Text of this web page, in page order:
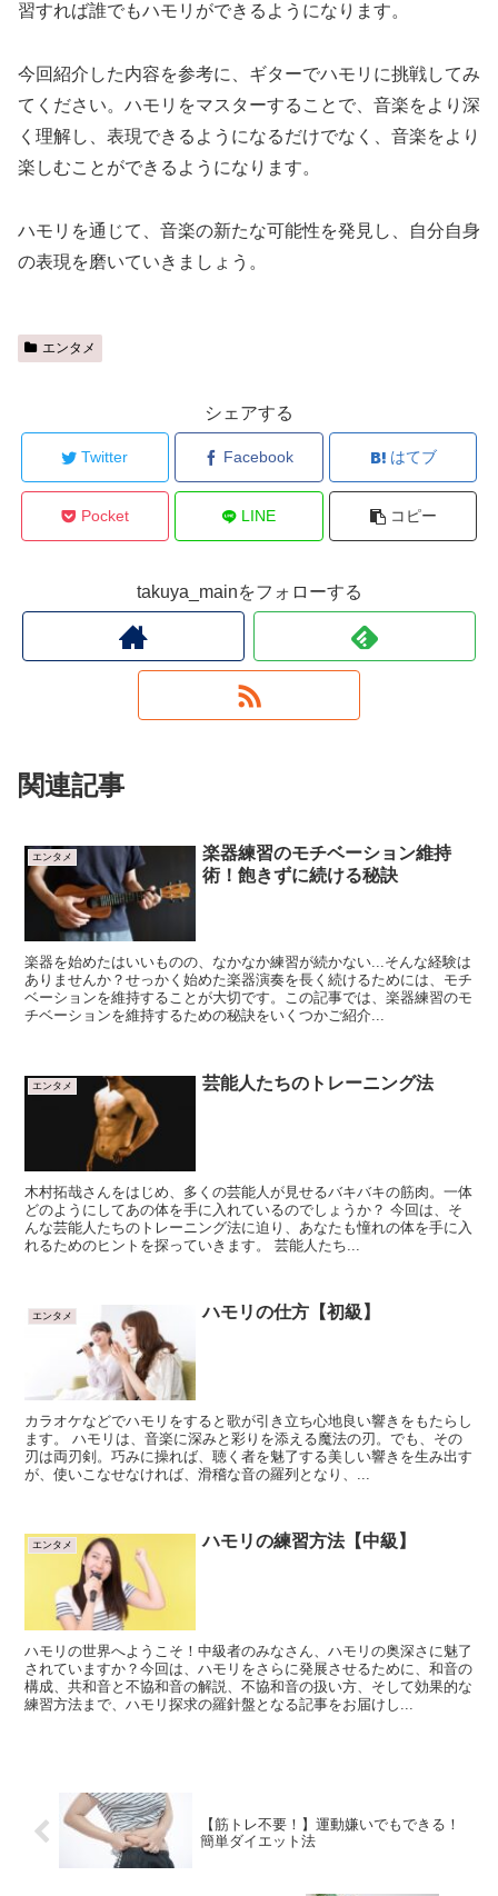
習すれば誰でもハモリができるようになります。
今回紹介した内容を参考に、ギターでハモリに挑戦してみ
てください。ハモリをマスターすることで、音楽をより深
く理解し、表現できるようになるだけでなく、音楽をより
楽しむことができるようになります。
ハモリを通じて、音楽の新たな可能性を発見し、自分自身
の表現を磨いていきましょう。
エンタメ
シェアする
Twitter Facebook はてブ
Pocket LINE コピー
takuya_mainをフォローする
関連記事
エンタメ
楽器練習のモチベーション維持
術！飽きずに続ける秘訣
楽器を始めたはいいものの、なかなか練習が続かない...そんな経験は
ありませんか？せっかく始めた楽器演奏を長く続けるためには、モチ
ベーションを維持することが大切です。この記事では、楽器練習のモ
チベーションを維持するための秘訣をいくつかご紹介...
エンタメ 芸能人たちのトレーニング法
木村拓哉さんをはじめ、多くの芸能人が見せるバキバキの筋肉。一体
どのようにしてあの体を手に入れているのでしょうか？ 今回は、そ
んな芸能人たちのトレーニング法に迫り、あなたも憧れの体を手に入
れるためのヒントを探っていきます。 芸能人たち...
エンタメ ハモリの仕方【初級】
カラオケなどでハモリをすると歌が引き立ち心地良い響きをもたらし
ます。 ハモリは、音楽に深みと彩りを添える魔法の刃。でも、その
刃は両刃剣。巧みに操れば、聴く者を魅了する美しい響きを生み出す
が、使いこなせなければ、滑稽な音の羅列となり、...
エンタメ ハモリの練習方法【中級】
ハモリの世界へようこそ！中級者のみなさん、ハモリの奥深さに魅了
されていますか？今回は、ハモリをさらに発展させるために、和音の
構成、共和音と不協和音の解説、不協和音の扱い方、そして効果的な
練習方法まで、ハモリ探求の羅針盤となる記事をお届けし...
【筋トレ不要！】運動嫌いでもできる！
簡単ダイエット法